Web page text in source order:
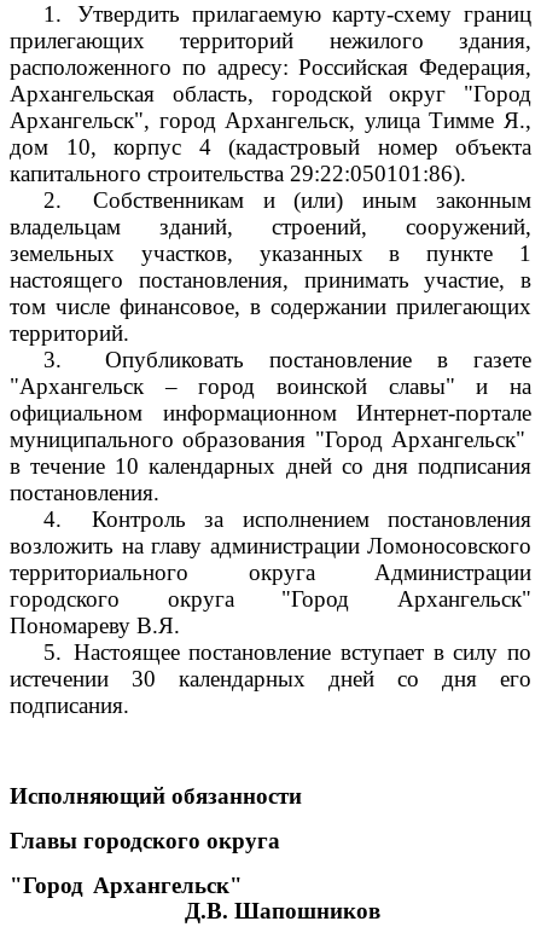
1.
Утвердить прилагаемую карту-схему границ
прилегающих территорий нежилого здания,
расположенного по адресу: Российская Федерация,
Архангельская область, городской округ "Город
Архангельск", город Архангельск, улица Тимме Я.,
дом 10, корпус 4 (кадастровый номер объекта
капитального строительства 29:22:050101:86).
2.
Собственникам и (или) иным законным
владельцам зданий, строений, сооружений,
земельных участков, указанных в пункте 1
настоящего постановления, принимать участие, в
том числе финансовое, в содержании прилегающих
территорий.
3.
Опубликовать постановление в газете
"Архангельск – город воинской славы" и на
официальном информационном Интернет-портале
муниципального образования "Город Архангельск"
в течение 10 календарных дней со дня подписания
постановления.
4.
Контроль за исполнением постановления
возложить на главу администрации Ломоносовского
территориального округа Администрации
городского округа "Город Архангельск"
Пономареву В.Я.
5. Настоящее постановление вступает в силу по
истечении 30 календарных дней со дня его
подписания.
Исполняющий обязанности
Главы городского округа
"Город Архангельск"
Д.В. Шапошников